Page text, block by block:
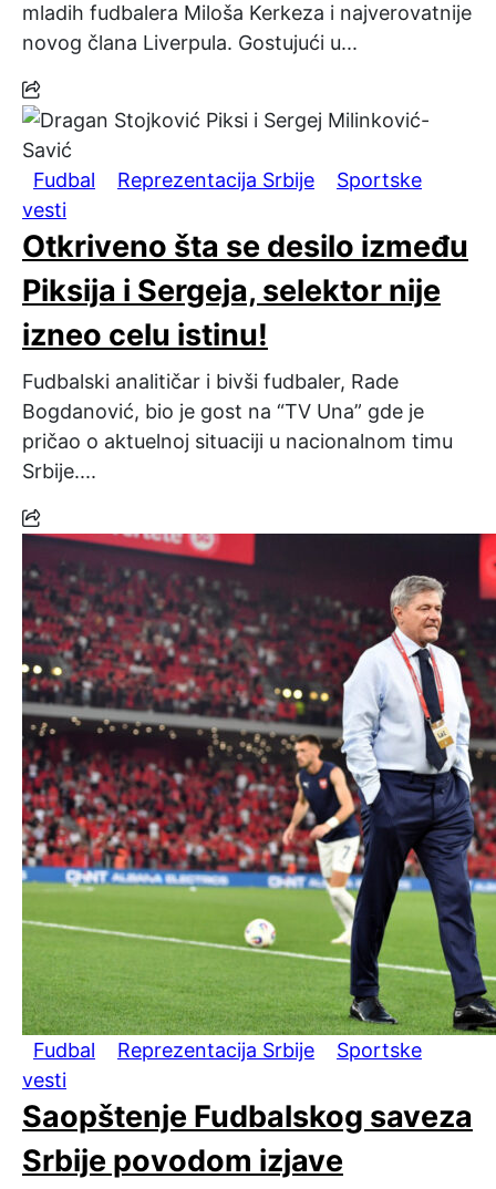
mladih fudbalera Miloša Kerkeza i najverovatnije
novog člana Liverpula. Gostujući u...
Fudbal Reprezentacija Srbije
Sportske
vesti
Otkriveno šta se desilo između
Piksija i Sergeja, selektor nije
izneo celu istinu!
Fudbalski analitičar i bivši fudbaler, Rade
Bogdanović, bio je gost na “TV Una” gde je
pričao o aktuelnoj situaciji u nacionalnom timu
Srbije....
Fudbal Reprezentacija Srbije
Sportske
vesti
Saopštenje Fudbalskog saveza
Srbije povodom izjave